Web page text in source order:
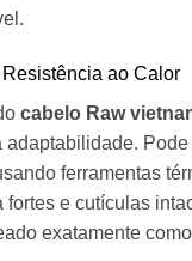
ao Calor
cabelo Raw
adaptabilidade.
ferramentas
fortes e cutículas
exatamente